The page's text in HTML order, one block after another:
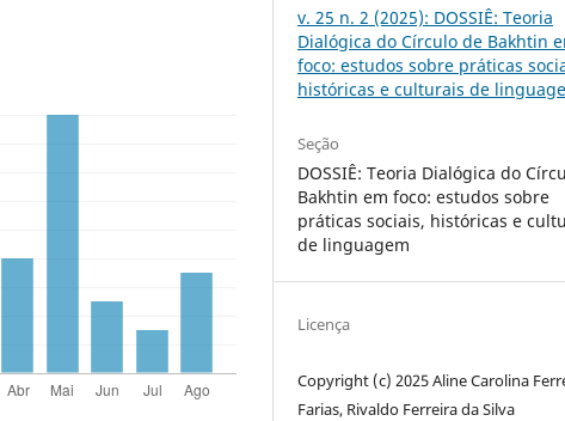
v. 25 n. 2 (2025): DOSSIÊ: Teoria
Dialógica do Círculo de Bakhtin
foco: estudos sobre práticas
históricas e culturais de
Seção
DOSSIÊ: Teoria Dialógica do
Bakhtin em foco: estudos sobre
práticas sociais, históricas e
de linguagem
Licença
Copyright (c) 2025 Aline Carolina
Farias, Rivaldo Ferreira da Silva